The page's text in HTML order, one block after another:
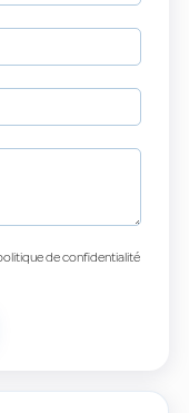
de confidentialité